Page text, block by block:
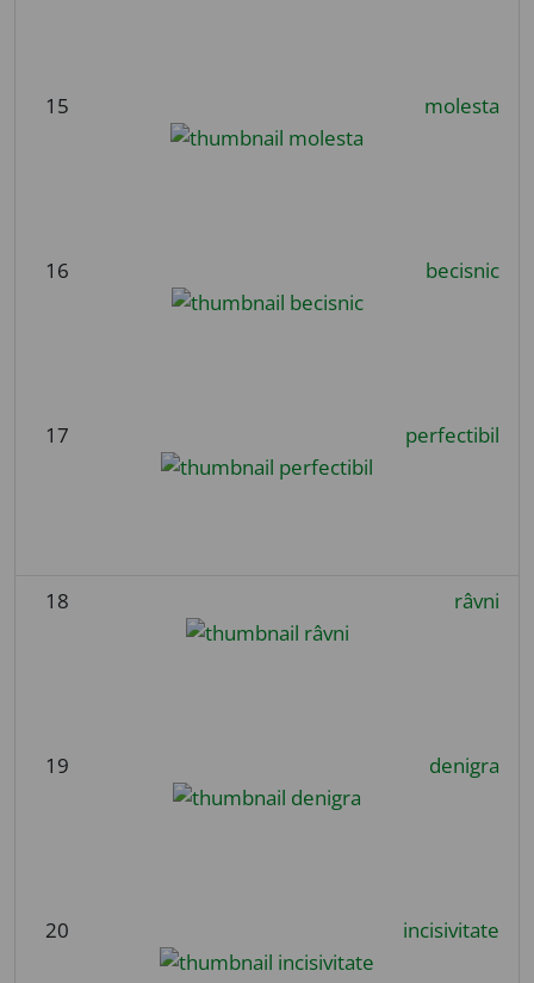
15 molesta
16 becisnic
17 perfectibil
18 râvni
19 denigra
20 incisivitate